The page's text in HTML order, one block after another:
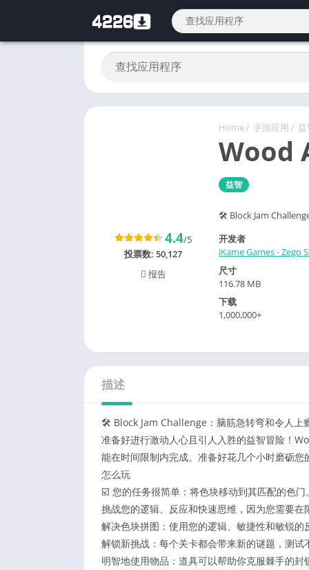
Home/ 手游应用 / 益
Wood
益智
🛠 Block Jam
4.4/5
投票数: 50,127
报告
开发者
iKame Games - Zego
尺寸
116.78 MB
下载
1,000,000+
描述
🛠 Block Jam Challenge：脑筋急转弯和令人上
准备好进行激动人心且引人入胜的益智冒险！
能在时间限制内完成。准备好花几个小时磨砺
怎么玩
☑️ 您的任务很简单：将色块移动到其匹配的色
挑战您的逻辑、反应和快速思维，因为您需要在
解决色块拼图：使用您的逻辑、敏捷性和敏锐
解锁新挑战：每个关卡都会带来新的谜题，测
明智地使用物品：道具可以帮助你克服棘手的